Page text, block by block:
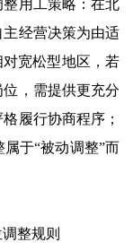
用工策略：在北
经营决策为由适
宽松型地区，若
，需提供更充分
履行协商程序；
于“被动调整”而
整规则